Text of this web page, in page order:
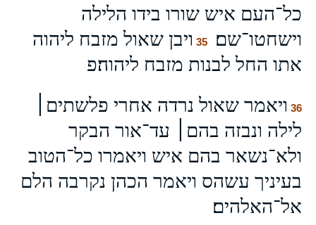
כל־העם איש שורו בידו הלילה
וישחטו־שם׃
35 ויבן שאול מזבח ליהוה
אתו החל לבנות מזבח ליהוה׃פ
36 ויאמר שאול נרדה אחרי פלשתים׀
לילה ונבזה בהם׀ עד־אור הבקר
ולא־נשאר בהם איש ויאמרו כל־הטוב
בעיניך עשהס ויאמר הכהן נקרבה הלם
אל־האלהים׃